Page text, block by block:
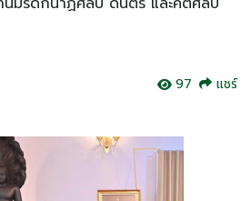
97
แชร์